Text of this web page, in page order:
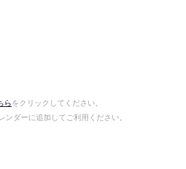
らをクリックしてください。
ダーに追加してご利用ください。